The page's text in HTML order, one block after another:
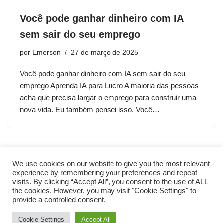
Você pode ganhar dinheiro com IA
sem sair do seu emprego
por Emerson 27 de março de 2025
Você pode ganhar dinheiro com IA sem sair do seu
emprego Aprenda IA ​​para Lucro A maioria das pessoas
acha que precisa largar o emprego para construir uma
nova vida. Eu também pensei isso. Você…
We use cookies on our website to give you the most relevant
experience by remembering your preferences and repeat
visits. By clicking “Accept All”, you consent to the use of ALL
the cookies. However, you may visit "Cookie Settings" to
provide a controlled consent.
Cookie Settings Accept All